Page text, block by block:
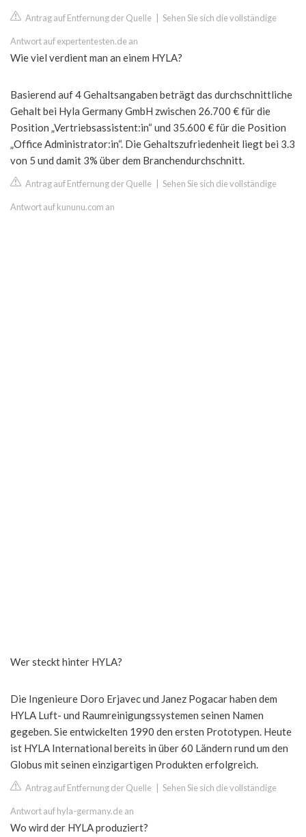
Antrag auf Entfernung der Quelle Sehen Sie sich die vollständige
Antwort auf expertentesten.de an
Wie viel verdient man an einem HYLA?
Basierend auf 4 Gehaltsangaben beträgt das durchschnittliche
Gehalt bei Hyla Germany GmbH zwischen 26.700 € für die
Position „Vertriebsassistent:in“ und 35.600 € für die Position
„Office Administrator:in“. Die Gehaltszufriedenheit liegt bei 3.3
von 5 und damit 3% über dem Branchendurchschnitt.
Antrag auf Entfernung der Quelle Sehen Sie sich die vollständige
Antwort auf kununu.com an
Wer steckt hinter HYLA?
Die Ingenieure Doro Erjavec und Janez Pogacar haben dem
HYLA Luft- und Raumreinigungssystemen seinen Namen
gegeben. Sie entwickelten 1990 den ersten Prototypen. Heute
ist HYLA International bereits in über 60 Ländern rund um den
Globus mit seinen einzigartigen Produkten erfolgreich.
Antrag auf Entfernung der Quelle Sehen Sie sich die vollständige
Antwort auf hyla-germany.de an
Wo wird der HYLA produziert?